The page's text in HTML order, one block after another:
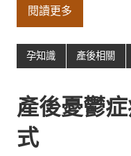
閱讀更多
孕知識 產後相關
產後憂鬱
式